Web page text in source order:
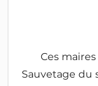
Ces
Sauvetage du